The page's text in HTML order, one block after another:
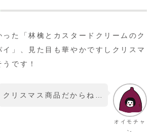
った「林檎とカスタードクリームのク
イ」、見た目も華やかですしクリスマ
です！
オイモチャ
クリスマス商品だからね…